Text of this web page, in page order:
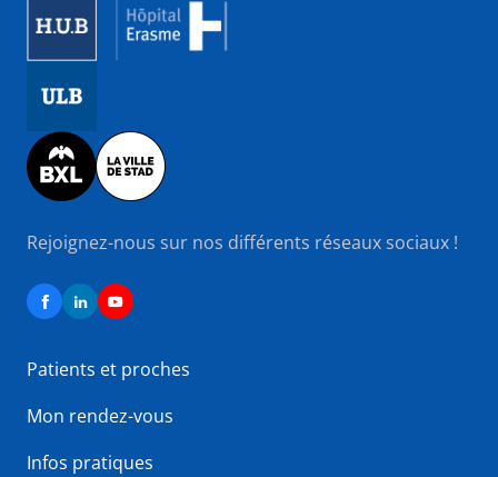
Image
Rejoignez-nous sur nos différents réseaux sociaux !
Patients et proches
Mon rendez-vous
Infos pratiques